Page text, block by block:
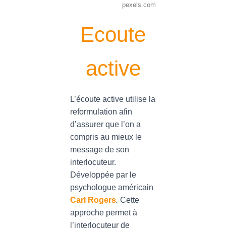
pexels.com
Ecoute
active
L’écoute active utilise la
reformulation afin
d’assurer que l’on a
compris au mieux le
message de son
interlocuteur.
Développée par le
psychologue américain
Carl
Rogers. Cette
approche permet à
l’interlocuteur de